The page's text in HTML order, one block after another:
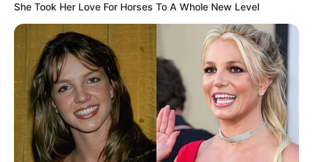
She Took Her Love For Horses To A Whole New Level